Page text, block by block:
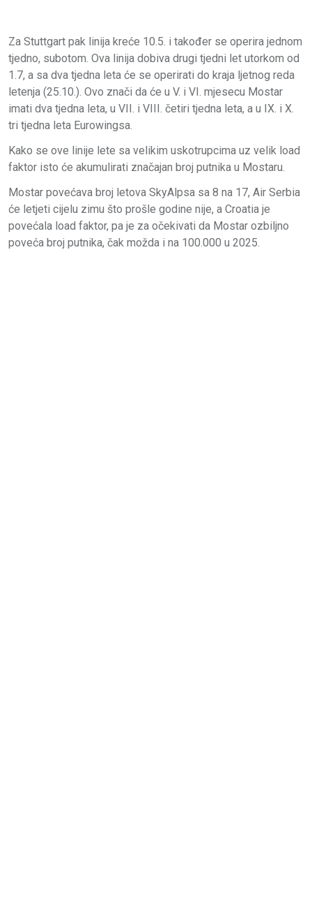
Za Stuttgart pak linija kreće 10.5. i također se operira jednom
tjedno, subotom. Ova linija dobiva drugi tjedni let utorkom od
1.7, a sa dva tjedna leta će se operirati do kraja ljetnog reda
letenja (25.10.). Ovo znači da će u V. i VI. mjesecu Mostar
imati dva tjedna leta, u VII. i VIII. četiri tjedna leta, a u IX. i X.
tri tjedna leta Eurowingsa.
Kako se ove linije lete sa velikim uskotrupcima uz velik load
faktor isto će akumulirati značajan broj putnika u Mostaru.
Mostar povećava broj letova SkyAlpsa sa 8 na 17, Air Serbia
će letjeti cijelu zimu što prošle godine nije, a Croatia je
povećala load faktor, pa je za očekivati da Mostar ozbiljno
poveća broj putnika, čak možda i na 100.000 u 2025.